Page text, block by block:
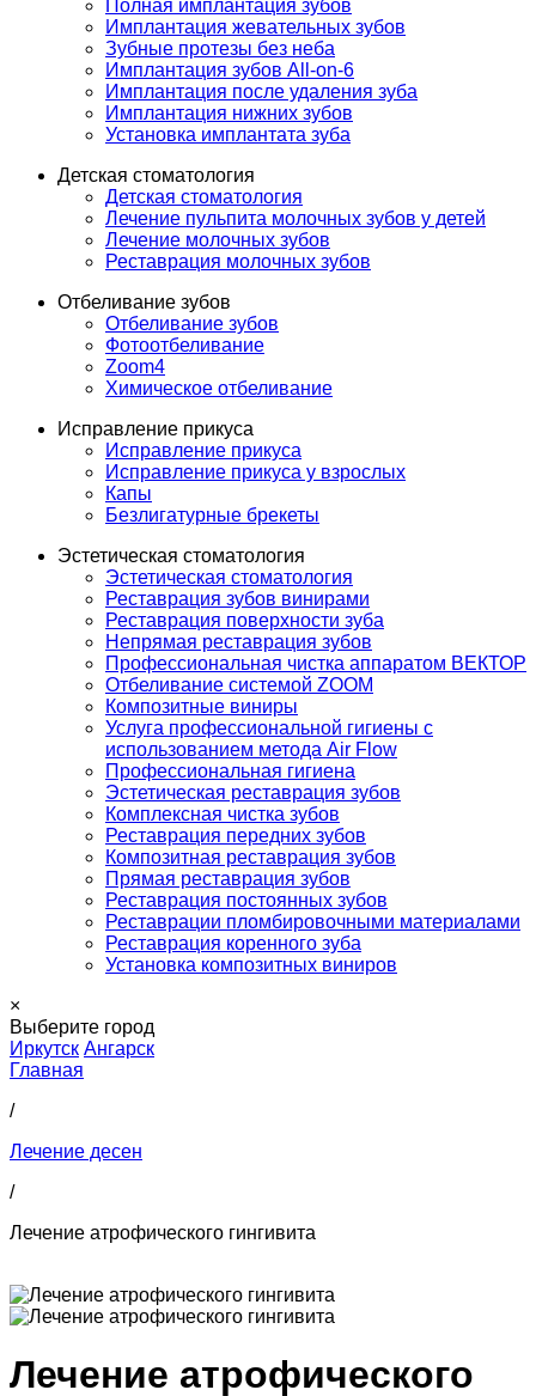
Полная имплантация зубов
Имплантация жевательных зубов
Зубные протезы без неба
Имплантация зубов All-on-6
Имплантация после удаления зуба
Имплантация нижних зубов
Установка имплантата зуба
Детская стоматология
Детская стоматология
Лечение пульпита молочных зубов у детей
Лечение молочных зубов
Реставрация молочных зубов
Отбеливание зубов
Отбеливание зубов
Фотоотбеливание
Zoom4
Химическое отбеливание
Исправление прикуса
Исправление прикуса
Исправление прикуса у взрослых
Капы
Безлигатурные брекеты
Эстетическая стоматология
Эстетическая стоматология
Реставрация зубов винирами
Реставрация поверхности зуба
Непрямая реставрация зубов
Профессиональная чистка аппаратом ВЕКТОР
Отбеливание системой ZOOM
Композитные виниры
Услуга профессиональной гигиены с
использованием метода Air Flow
Профессиональная гигиена
Эстетическая реставрация зубов
Комплексная чистка зубов
Реставрация передних зубов
Композитная реставрация зубов
Прямая реставрация зубов
Реставрация постоянных зубов
Реставрации пломбировочными материалами
Реставрация коренного зуба
Установка композитных виниров
×
Выберите город
Иркутск Ангарск
Главная
/
Лечение десен
/
Лечение атрофического гингивита
Лечение атрофического